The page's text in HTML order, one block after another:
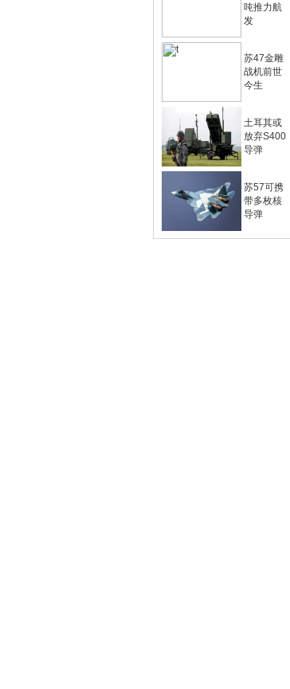
吨推力航
发
苏47金雕
战机前世
今生
土耳其或
放弃S400
导弹
苏57可携
带多枚核
导弹